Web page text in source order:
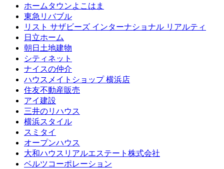
ホームタウンよこはま
東急リバブル
リスト サザビーズ インターナショナル リアルティ
日立ホーム
朝日土地建物
シティネット
ナイスの仲介
ハウスメイトショップ 横浜店
住友不動産販売
アイ建設
三井のリハウス
横浜スタイル
スミタイ
オープンハウス
大和ハウスリアルエステート株式会社
ベルツコーポレーション